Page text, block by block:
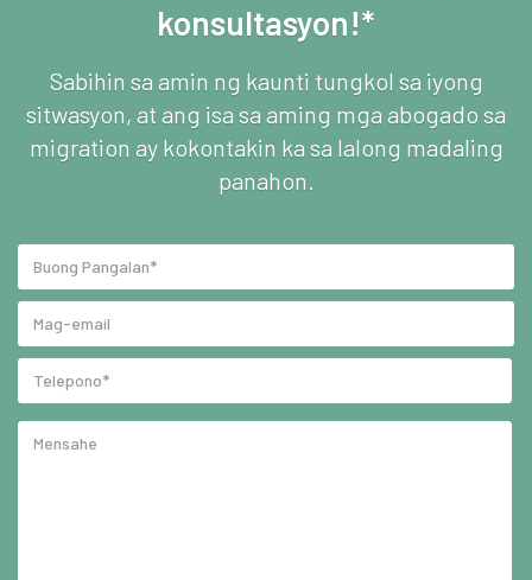
konsultasyon!*
Sabihin sa amin ng kaunti tungkol sa iyong
sitwasyon, at ang isa sa aming mga abogado sa
migration ay kokontakin ka sa lalong madaling
panahon.